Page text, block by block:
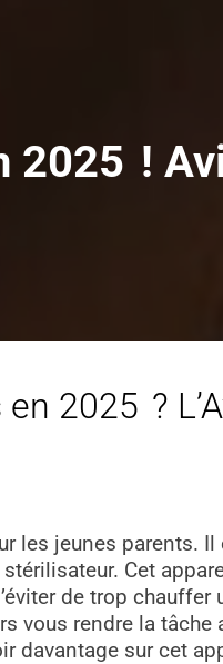
!
2025 ?
les jeunes parents.
Cet
de trop
vous rendre la
davantage sur cet